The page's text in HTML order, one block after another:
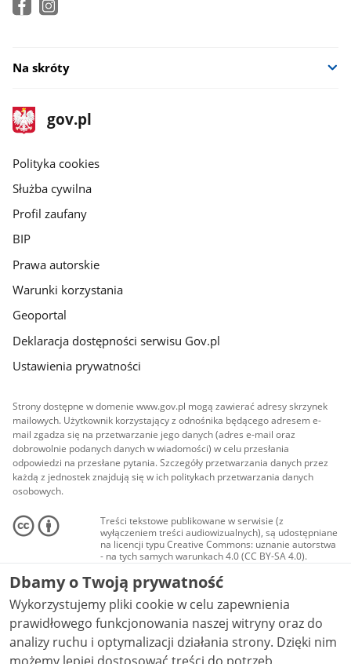
Na skróty
stopka
gov.pl
Strona
gov.pl
gov.pl
Polityka cookies
Służba cywilna
Profil zaufany
BIP
Prawa autorskie
Warunki korzystania
Geoportal
Deklaracja dostępności serwisu Gov.pl
Ustawienia prywatności
Strony dostępne w domenie www.gov.pl mogą zawierać adresy skrzynek
mailowych. Użytkownik korzystający z odnośnika będącego adresem e-
mail zgadza się na przetwarzanie jego danych (adres e-mail oraz
dobrowolnie podanych danych w wiadomości) w celu przesłania
odpowiedzi na przesłane pytania. Szczegóły przetwarzania danych przez
każdą z jednostek znajdują się w ich politykach przetwarzania danych
osobowych.
Treści tekstowe publikowane w serwisie (z
wyłączeniem treści audiowizualnych), są udostępniane
na licencji typu Creative Commons: uznanie autorstwa
- na tych samych warunkach 4.0 (CC BY-SA 4.0).
Materiały audiowizualne, w tym zdjęcia, materiały
audio i wideo, są udostępniane na licencji typu
Creative Commons: uznanie autorstwa użycie
niekomercyjne - bez utworów zależnych 4.0 (CC BY-
NC-ND 4.0), o ile nie jest to stwierdzone inaczej.
Dbamy o Twoją prywatność
Wykorzystujemy pliki cookie w celu zapewnienia
prawidłowego funkcjonowania naszej witryny oraz do
analizy ruchu i optymalizacji działania strony. Dzięki nim